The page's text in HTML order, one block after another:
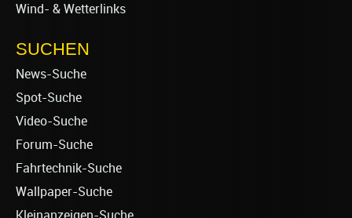
Wind- & Wetterlinks
SUCHEN
News-Suche
Spot-Suche
Video-Suche
Forum-Suche
Fahrtechnik-Suche
Wallpaper-Suche